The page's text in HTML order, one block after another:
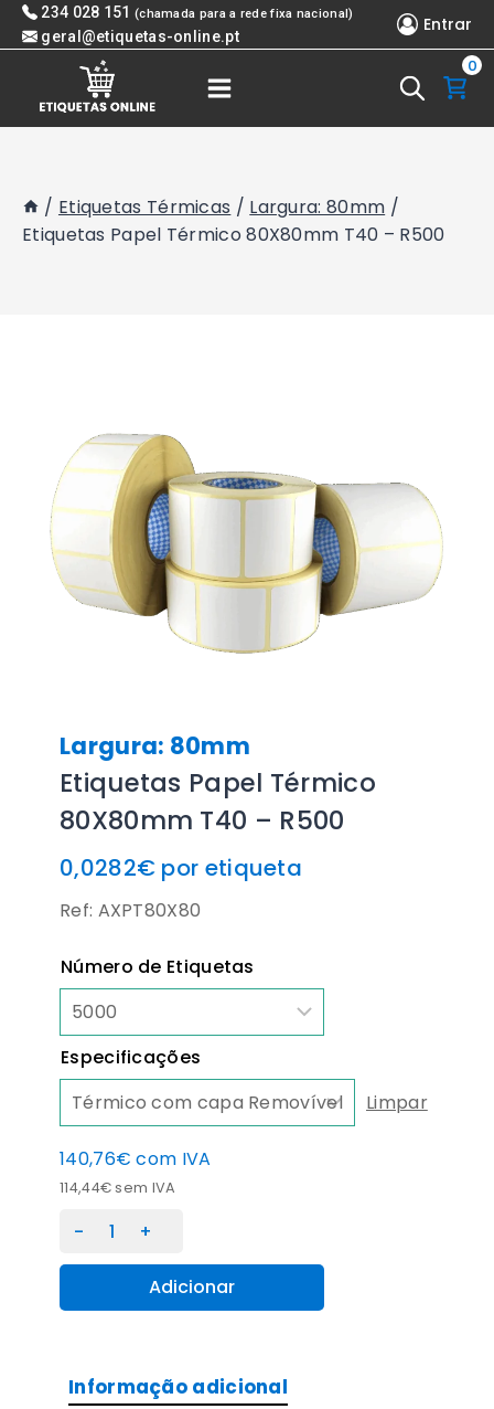
Skip 234 028 151 (chamada para a rede fixa nacional)
geral@etiquetas-online.pt
Entrar
0
/ Etiquetas Térmicas / Largura: 80mm /
Etiquetas Papel Térmico 80X80mm T40 – R500
Largura: 80mm
Etiquetas Papel Térmico
80X80mm T40 – R500
0,0282€ por etiqueta
Ref: AXPT80X80
Número de Etiquetas
Especificações
Limpar
140,76€ com IVA
114,44€sem IVA
Quantidade
Etiquetas
Papel
T40
Adicionar
Informação adicional